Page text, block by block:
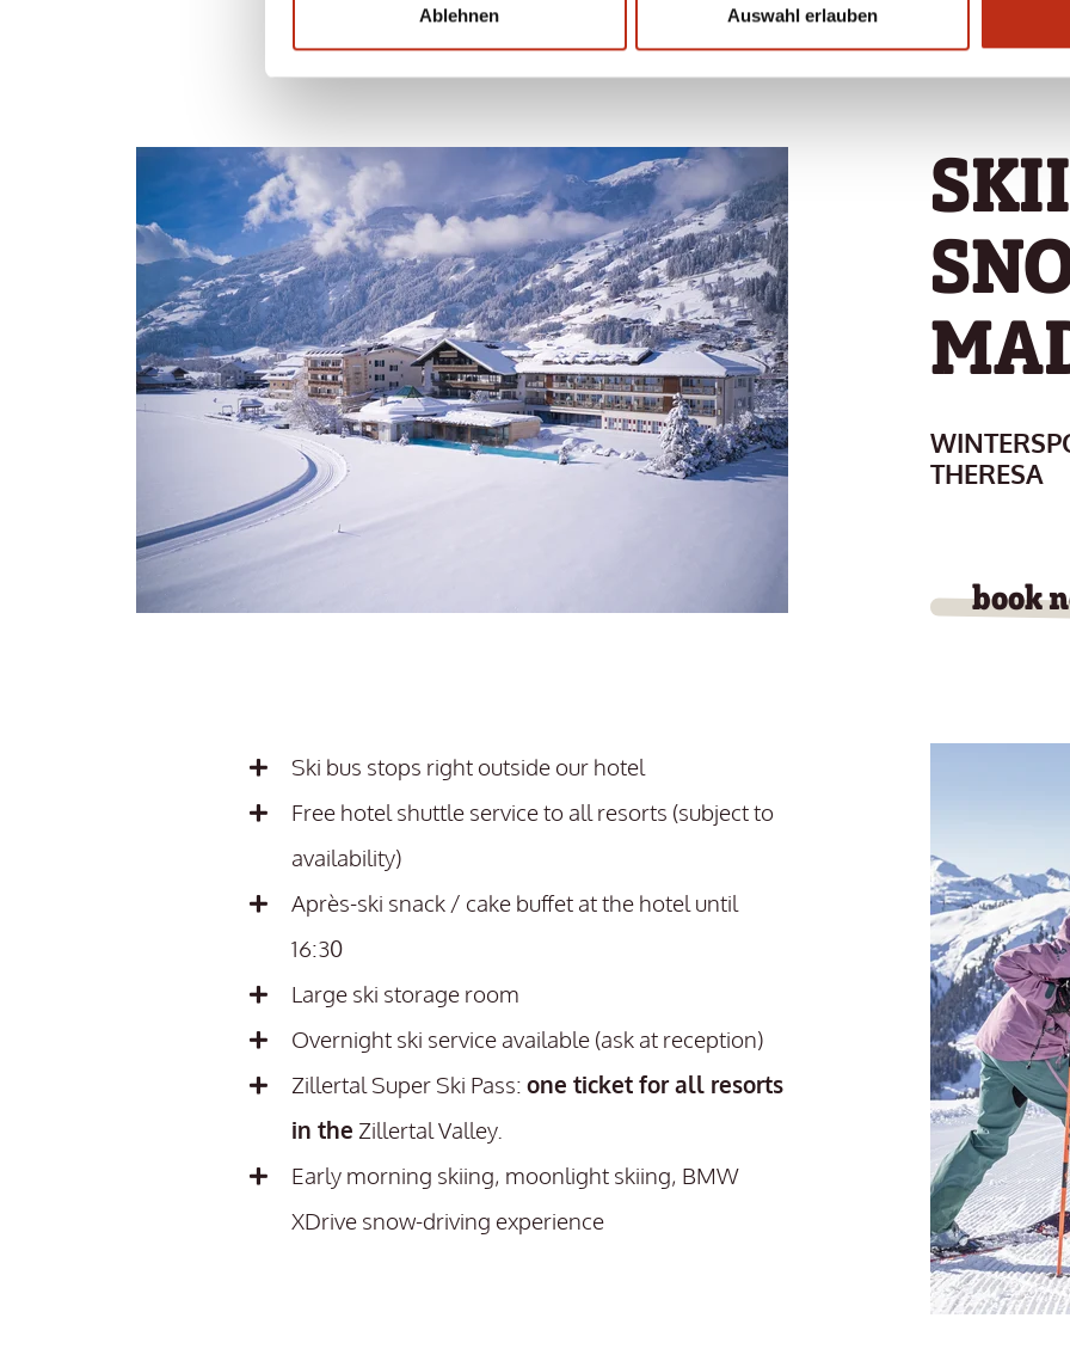
Ablehnen Auswahl erlauben
THERESA
book
Ski bus stops right outside our hotel
Free hotel shuttle service to all resorts (subject to
availability)
Après-ski snack / cake buffet at the hotel until
16:30
Large ski storage room
Overnight ski service available (ask at reception)
Zillertal Super Ski Pass: one ticket for all resorts
in the Zillertal Valley.
Early morning skiing, moonlight skiing, BMW
XDrive snow-driving experience